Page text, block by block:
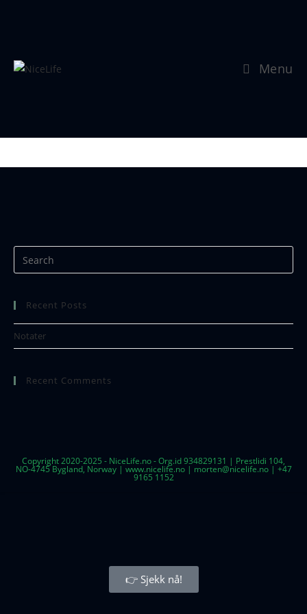
Menu
Recent Posts
Notater
Recent Comments
Copyright 2020-2025 - NiceLife.no - Org.id 934829131 | Prestlidi 104,
NO-4745 Bygland, Norway | www.nicelife.no | morten@nicelife.no | +47
9165 1152
👉 Sjekk nå!